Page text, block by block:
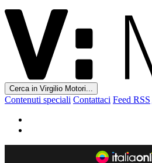
Cerca in Virgilio Motori...
Contenuti speciali Contattaci Feed RSS